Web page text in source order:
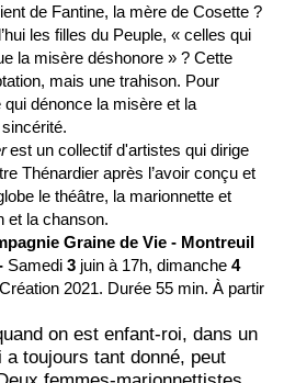
de Fantine, la mère de Cosette ?
les filles du Peuple, « celles qui
la misère déshonore » ? Cette
mais une trahison. Pour
dénonce la misère et la
est un collectif d'artistes qui dirige
Thénardier après l’avoir conçu et
le théâtre, la marionnette et
et la chanson.
Graine de Vie - Montreuil
Samedi 3 juin à 17h, dimanche 4
2021. Durée 55 min. À partir
on est enfant-roi, dans un
a toujours tant donné, peut